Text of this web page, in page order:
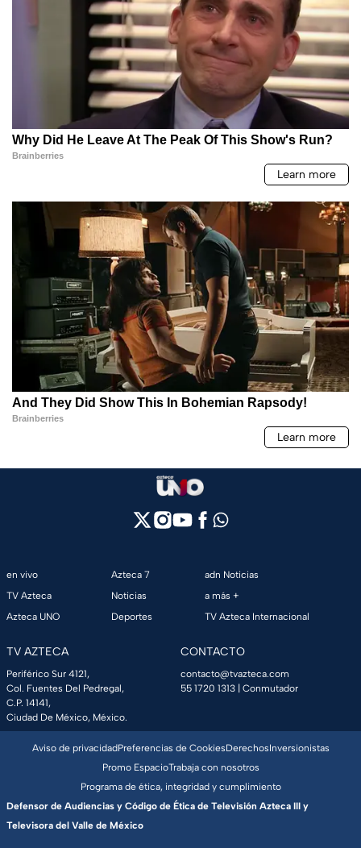
en vivo
TV Azteca
Azteca UNO
Azteca 7
Noticias
Deportes
adn Noticias
a más +
TV Azteca Internacional
TV AZTECA
Periférico Sur 4121,
Col. Fuentes Del Pedregal,
C.P. 14141,
Ciudad De México, México.
CONTACTO
contacto@tvazteca.com
55 1720 1313 | Conmutador
Aviso de privacidadPreferencias de CookiesDerechosInversionistas
Promo EspacioTrabaja con nosotros
Programa de ética, integridad y cumplimiento
Defensor de Audiencias y Código de Ética de Televisión Azteca III y
Televisora del Valle de México